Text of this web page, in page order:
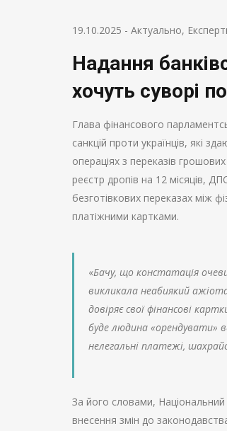
19.10.2025 - Актуально,
Надання
хочуть суворі
Глава фінансового
санкцій проти українців, які
операціях з переказів
реєстр дропів на 12 місяців,
безготівкових переказах між
платіжними картками.
«Бачу, що констатація
викликала неабиякий
довіряє свої фінансові
буде людина «орендувати»
нелегальні платежі,
За його словами,
внесення змін до